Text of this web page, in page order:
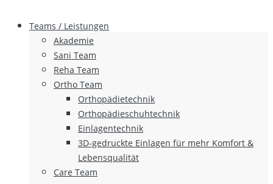
Teams / Leistungen
Akademie
Sani Team
Reha Team
Ortho Team
Orthopädietechnik
Orthopädieschuhtechnik
Einlagentechnik
3D-gedruckte Einlagen für mehr Komfort &
Lebensqualität
Care Team